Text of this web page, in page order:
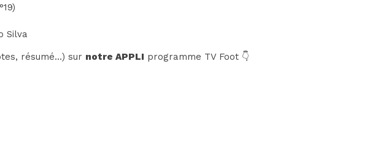
Silva
résumé...) sur notre APPLI programme TV Foot 👇